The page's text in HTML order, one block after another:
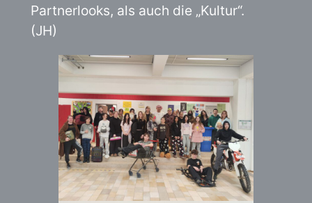
Partnerlooks, als auch die „Kultur“.
(JH)